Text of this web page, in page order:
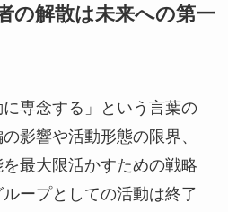
解散は未来への第一
専念する」という言葉の
影響や活動形態の限界、
最大限活かすための戦略
ープとしての活動は終了